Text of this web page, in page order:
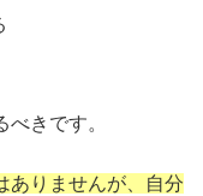
きです。
ありませんが、自分